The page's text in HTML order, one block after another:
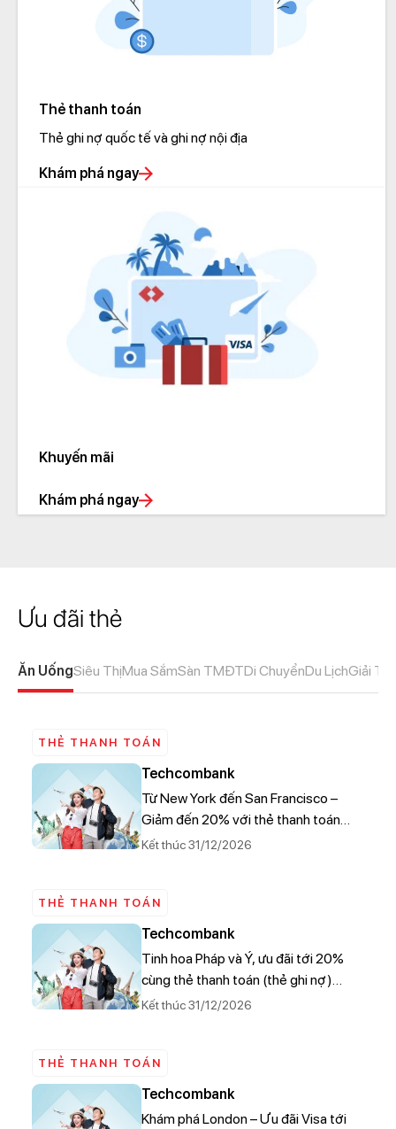
Thẻ thanh toán
Thẻ ghi nợ quốc tế và ghi nợ nội địa
Khám phá ngay
Khuyến mãi
Khám phá ngay
Ưu đãi thẻ
Ăn UốngSiêu ThịMua SắmSàn TMĐTDi ChuyểnDu LịchGiải Trí
THẺ THANH TOÁN
Techcombank
Từ New York đến San Francisco –
Giảm đến 20% với thẻ thanh toán
(thẻ ghi nợ) Techcombank Visa.
Kết thúc 31/12/2026
THẺ THANH TOÁN
Techcombank
Tinh hoa Pháp và Ý, ưu đãi tới 20%
cùng thẻ thanh toán (thẻ ghi nợ)
Techcombank Visa
Kết thúc 31/12/2026
THẺ THANH TOÁN
Techcombank
Khám phá London – Ưu đãi Visa tới